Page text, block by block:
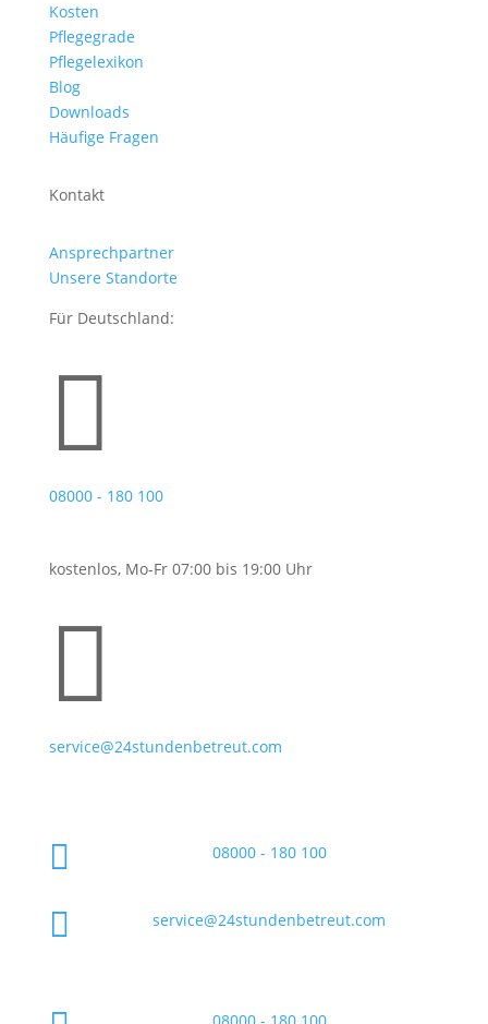
Kosten
Pflegegrade
Pflegelexikon
Blog
Downloads
Häufige Fragen
Kontakt
Ansprechpartner
Unsere Standorte
Für Deutschland:

08000 - 180 100
kostenlos, Mo-Fr 07:00 bis 19:00 Uhr

service@24stundenbetreut.com
 08000 - 180 100
 service@24stundenbetreut.com